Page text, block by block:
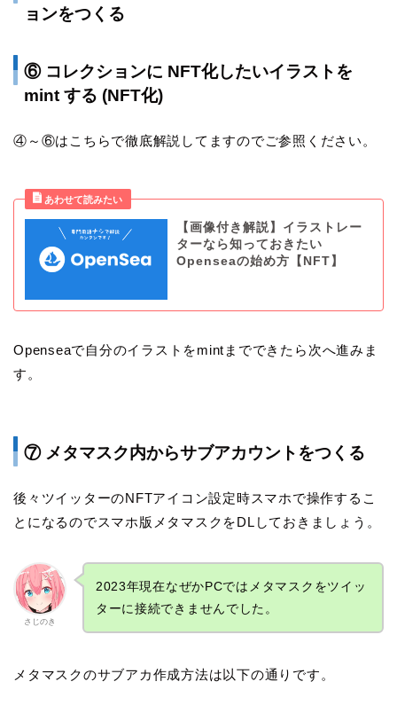
ョンをつくる
⑥ コレクションに NFT化したいイラストを
mint する (NFT化)
④～⑥はこちらで徹底解説してますのでご参照ください。
【画像付き解説】イラストレー
ターなら知っておきたい
Openseaの始め方【NFT】
Openseaで自分のイラストをmintまでできたら次へ進みま
す。
⑦ メタマスク内からサブアカウントをつくる
後々ツイッターのNFTアイコン設定時スマホで操作するこ
とになるのでスマホ版メタマスクをDLしておきましょう。
さじのき
2023年現在なぜかPCではメタマスクをツイッ
ターに接続できませんでした。
メタマスクのサブアカ作成方法は以下の通りです。